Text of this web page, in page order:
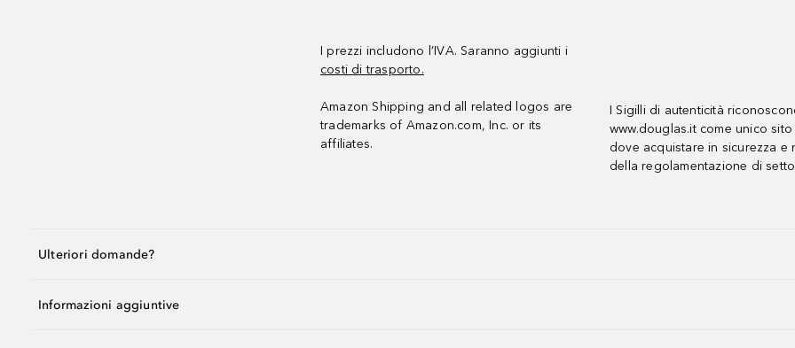
I prezzi includono l’IVA. Saranno aggiunti i
costi di trasporto.
Amazon Shipping and all related logos are
trademarks of Amazon.com, Inc. or its
affiliates.
I Sigilli di autenticità
www.douglas.it come unico
dove acquistare in sicurezza e
della regolamentazione di
Ulteriori domande?
Informazioni aggiuntive